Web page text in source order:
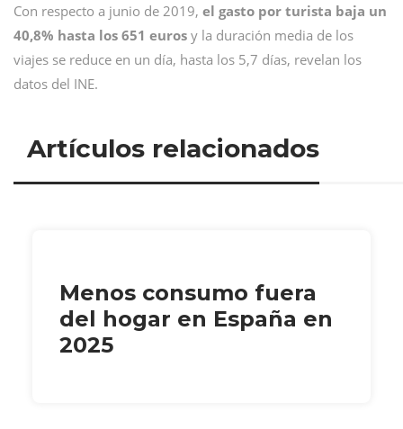
Con respecto a junio de 2019, el gasto por turista baja un
40,8% hasta los 651 euros y la duración media de los
viajes se reduce en un día, hasta los 5,7 días, revelan los
datos del INE.
Artículos relacionados
Menos consumo fuera
del hogar en España en
2025